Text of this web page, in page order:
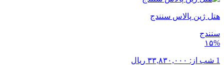
هتل ژین پالاس سنندج
سنندج
۱۵%
1 شب از: ۳۳,۸۳۰,۰۰۰ ریال